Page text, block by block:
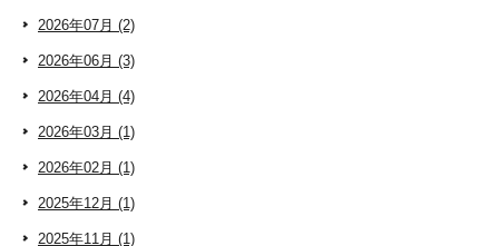
2026年07月 (2)
2026年06月 (3)
2026年04月 (4)
2026年03月 (1)
2026年02月 (1)
2025年12月 (1)
2025年11月 (1)